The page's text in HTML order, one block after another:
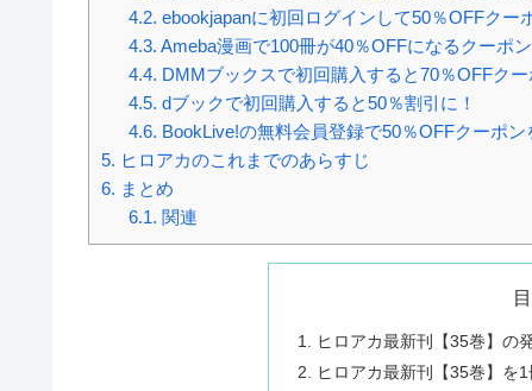
4.2. ebookjapanに初回ログインして50％OFFクー
4.3. Ameba漫画で100冊が40％OFFになるクーポン
4.4. DMMブックスで初回購入すると70％OFFクー
4.5. dブックで初回購入すると50％割引に！
4.6. BookLive!の無料会員登録で50％OFFクーポン
5. ヒロアカのこれまでのあらすじ
6. まとめ
6.1. 関連
ヒロアカ最新刊【35巻】の
ヒロアカ最新刊【35巻】を